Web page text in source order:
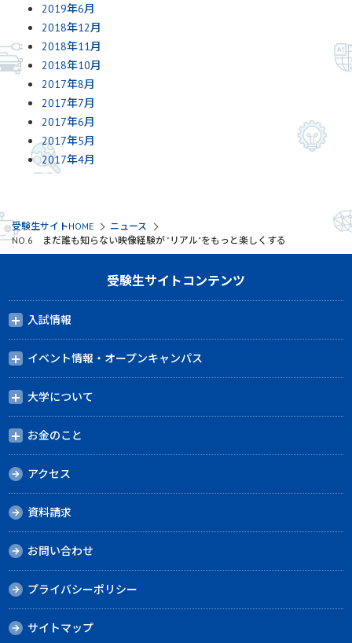
2019年6月
2018年12月
2018年11月
2018年10月
2017年8月
2017年7月
2017年6月
2017年5月
2017年4月
受験生サイトHOME
ニュース
NO.6 まだ誰も知らない映像経験が "リアル"をもっと楽しくする
受験生サイトコンテンツ
入試情報
イベント情報・オープンキャンパス
大学について
お金のこと
アクセス
資料請求
お問い合わせ
プライバシーポリシー
サイトマップ